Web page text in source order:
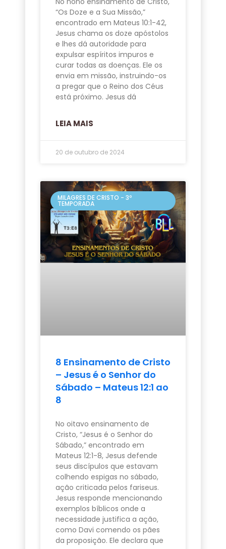
“Os Doze e a Sua Missão,”
encontrado em Mateus 10:1-42,
Jesus chama os doze apóstolos
e lhes dá autoridade para
expulsar espíritos impuros e
curar todas as doenças. Ele os
envia em missão, instruindo-os
a pregar que o Reino dos Céus
está próximo. Jesus dá
LEIA MAIS
20 de outubro de 2024
MILAGRES DE CRISTO - 3º
TEMPORADA
8 Ensinamento de Cristo
– Jesus é o Senhor do
Sábado – Mateus 12:1 ao
8
No oitavo ensinamento de
Cristo, “Jesus é o Senhor do
Sábado,” encontrado em
Mateus 12:1-8, Jesus defende
seus discípulos que estavam
colhendo espigas no sábado,
ação criticada pelos fariseus.
Jesus responde mencionando
exemplos bíblicos onde a
necessidade justifica a ação,
como Davi comendo os pães
da proposição. Ele declara que